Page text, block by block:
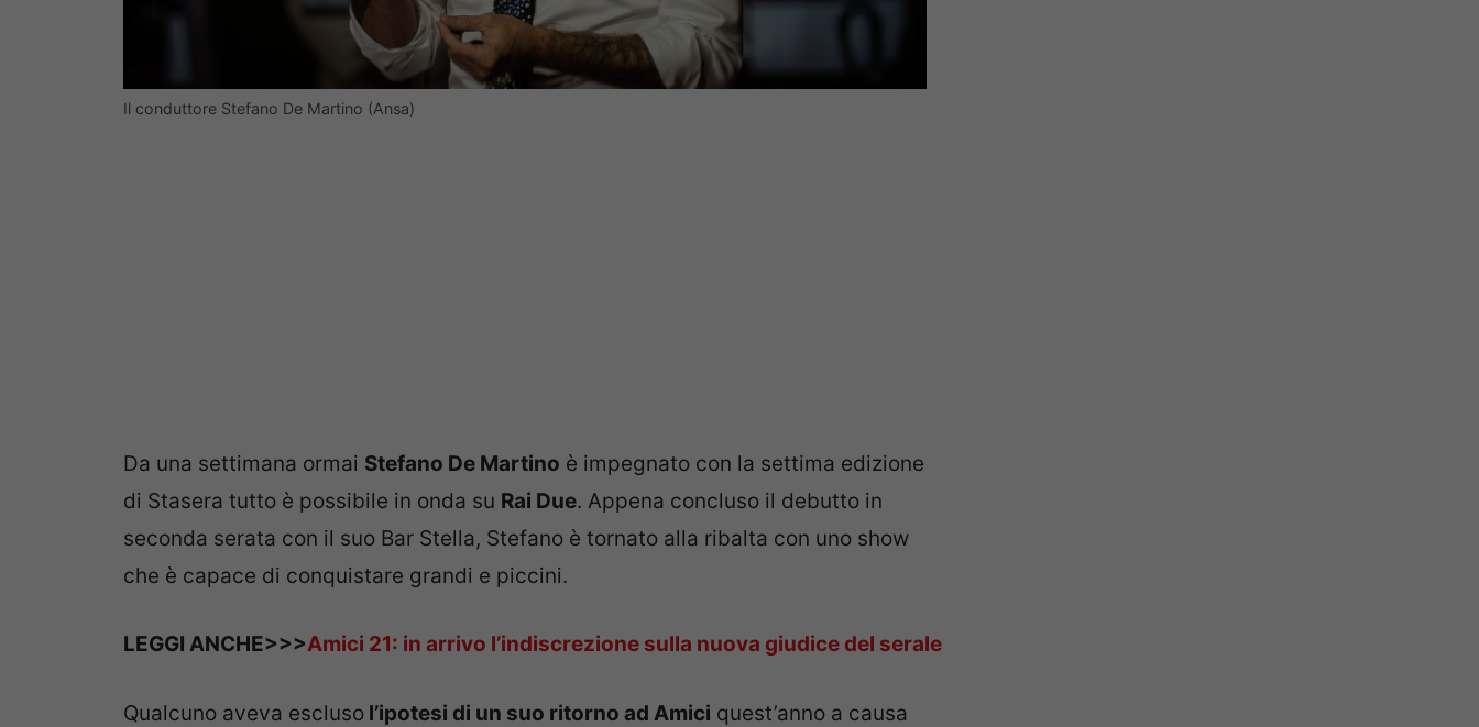
Il conduttore Stefano De Martino (Ansa)
Da una settimana ormai Stefano De Martino è impegnato con la settima edizione
di Stasera tutto è possibile in onda su Rai Due. Appena concluso il debutto in
seconda serata con il suo Bar Stella, Stefano è tornato alla ribalta con uno show
che è capace di conquistare grandi e piccini.
LEGGI ANCHE>>>Amici 21: in arrivo l’indiscrezione sulla nuova giudice del serale
Qualcuno aveva escluso l’ipotesi di un suo ritorno ad Amici quest’anno a causa